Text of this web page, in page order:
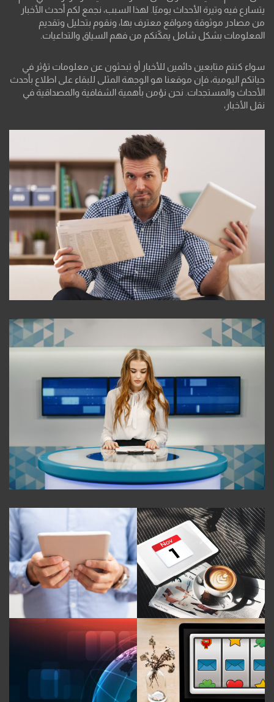
يتسارع فيه وتيرة الأحداث يوميًا. لهذا السبب، نجمع لكم أحدث الأخبار
من مصادر موثوقة ومواقع معترف بها، ونقوم بتحليل وتقديم
المعلومات بشكل شامل يمكّنكم من فهم السياق والتداعيات.
سواء كنتم متابعين دائمين للأخبار أو تبحثون عن معلومات تؤثر في
حياتكم اليومية، فإن موقعنا هو الوجهة المثلى للبقاء على اطلاع بأحدث
الأحداث والمستجدات. نحن نؤمن بأهمية الشفافية والمصداقية في
نقل الأخبار،